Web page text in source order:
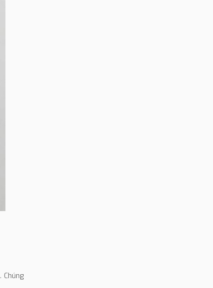
Chúng